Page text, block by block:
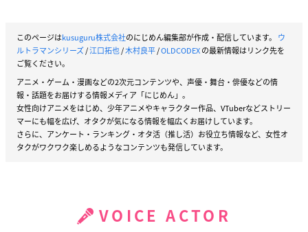
このページはkusuguru株式会社のにじめん編集部が作成・配信しています。 ウ
ルトラマンシリーズ/江口拓也/木村良平/OLDCODEXの最新情報はリンク先を
ご覧ください。
アニメ・ゲーム・漫画などの2次元コンテンツや、声優・舞台・俳優などの情
報・話題をお届けする情報メディア「にじめん」。
女性向けアニメをはじめ、少年アニメやキャラクター作品、VTuberなどストリー
マーにも幅を広げ、オタクが気になる情報を幅広くお届けしています。
さらに、アンケート・ランキング・オタ活（推し活）お役立ち情報など、女性オ
タクがワクワク楽しめるようなコンテンツも発信しています。
VOICE ACTOR